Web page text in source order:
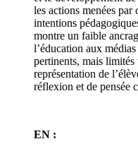
les actions menées par
intentions
montre un faible
l’éducation aux
pertinents, mais limités
représentation de
réflexion et de pensée
EN :